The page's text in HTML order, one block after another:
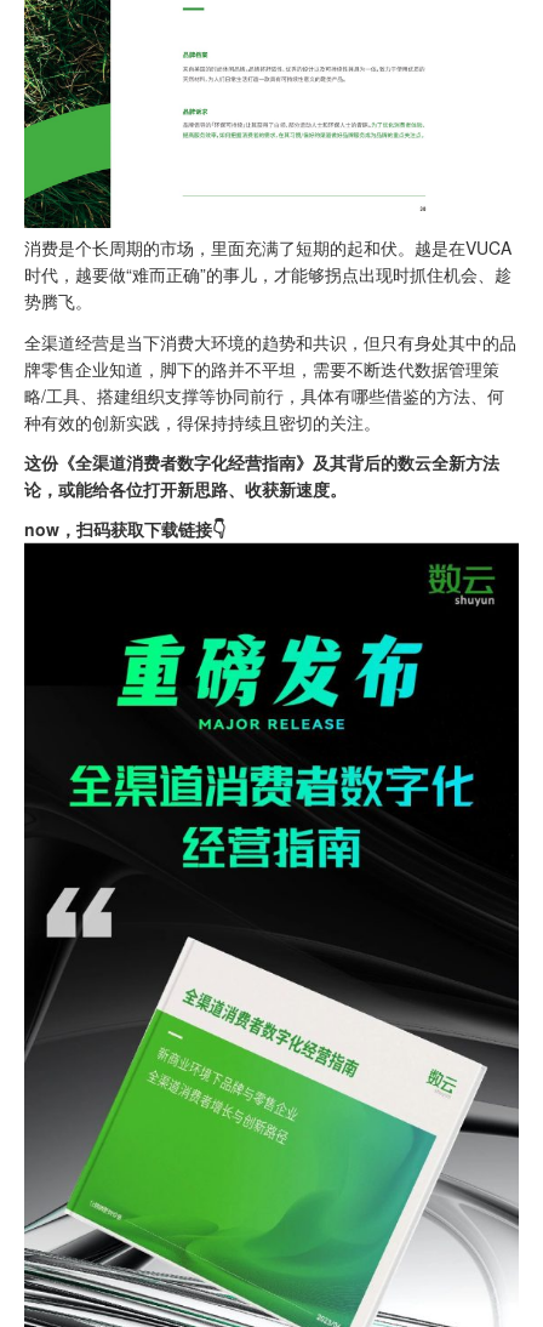
消费是个长周期的市场，里面充满了短期的起和伏。越是在VUCA
时代，越要做“难而正确”的事儿，才能够拐点出现时抓住机会、趁
势腾飞。
全渠道经营是当下消费大环境的趋势和共识，但只有身处其中的品
牌零售企业知道，脚下的路并不平坦，需要不断迭代数据管理策
略/工具、搭建组织支撑等协同前行，具体有哪些借鉴的方法、何
种有效的创新实践，得保持持续且密切的关注。
这份《全渠道消费者数字化经营指南》及其背后的数云全新方法
论，或能给各位打开新思路、收获新速度。
now，扫码获取下载链接👇